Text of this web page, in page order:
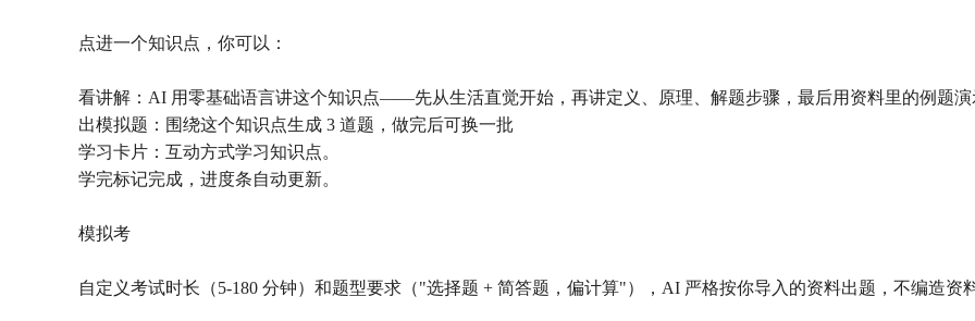
点进一个知识点，你可以：
看讲解：AI 用零基础语言讲这个知识点——先从生活直觉开始，再讲定义、原理、解题步骤，最后用资料里的例题演
出模拟题：围绕这个知识点生成 3 道题，做完后可换一批
学习卡片：互动方式学习知识点。
学完标记完成，进度条自动更新。
模拟考
自定义考试时长（5-180 分钟）和题型要求（"选择题 + 简答题，偏计算"），AI 严格按你导入的资料出题，不编造资